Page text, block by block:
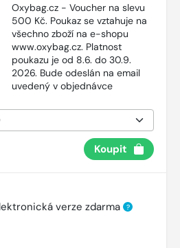
Oxybag.cz - Voucher na slevu
500 Kč. Poukaz se vztahuje na
všechno zboží na e-shopu
www.oxybag.cz. Platnost
poukazu je od 8.6. do 30.9.
2026. Bude odeslán na email
uvedený v objednávce
Koupit
verze zdarma ?